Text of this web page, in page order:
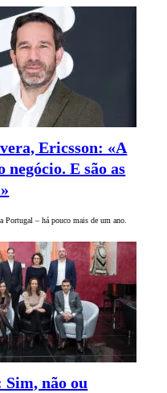
Ericsson: «A
negócio. E são as
Portugal – há pouco mais de um ano.
Sim, não ou